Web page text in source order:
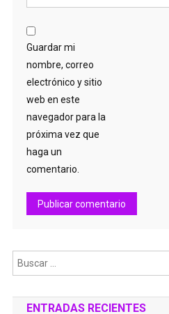
Guardar mi
nombre, correo
electrónico y sitio
web en este
navegador para la
próxima vez que
haga un
comentario.
ENTRADAS RECIENTES